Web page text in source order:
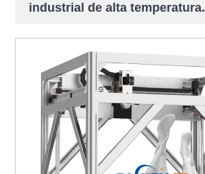
industrial de alta temperatura.